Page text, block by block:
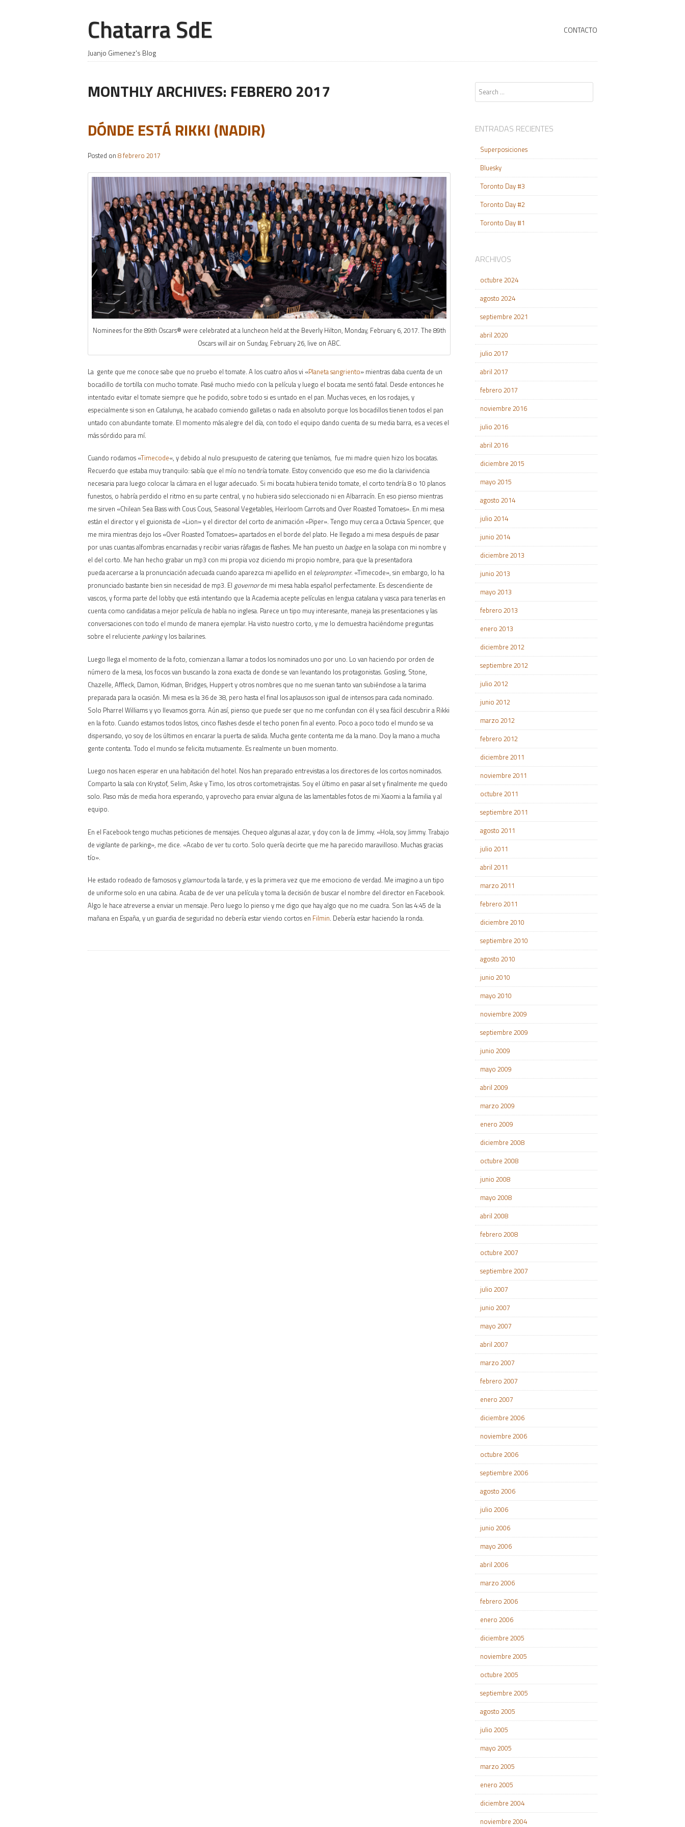
Chatarra SdE
Juanjo Gimenez's Blog
+
SKIP TO CONTENT
CONTACTO
MONTHLY ARCHIVES: FEBRERO 2017
DÓNDE ESTÁ RIKKI (NADIR)
Posted on 8 febrero 2017
Nominees for the 89th Oscars® were celebrated at a luncheon held at the Beverly Hilton, Monday, February 6, 2017. The 89th
Oscars will air on Sunday, February 26, live on ABC.
La gente que me conoce sabe que no pruebo el tomate. A los cuatro años vi «Planeta sangriento» mientras daba cuenta de un
bocadillo de tortilla con mucho tomate. Pasé mucho miedo con la película y luego el bocata me sentó fatal. Desde entonces he
intentado evitar el tomate siempre que he podido, sobre todo si es untado en el pan. Muchas veces, en los rodajes, y
especialmente si son en Catalunya, he acabado comiendo galletas o nada en absoluto porque los bocadillos tienen todos el pan
untado con abundante tomate. El momento más alegre del día, con todo el equipo dando cuenta de su media barra, es a veces el
más sórdido para mí.
Cuando rodamos «Timecode«, y debido al nulo presupuesto de catering que teníamos, fue mi madre quien hizo los bocatas.
Recuerdo que estaba muy tranquilo: sabía que el mío no tendría tomate. Estoy convencido que eso me dio la clarividencia
necesaria para luego colocar la cámara en el lugar adecuado. Si mi bocata hubiera tenido tomate, el corto tendría 8 o 10 planos
funestos, o habría perdido el ritmo en su parte central, y no hubiera sido seleccionado ni en Albarracín. En eso pienso mientras
me sirven «Chilean Sea Bass with Cous Cous, Seasonal Vegetables, Heirloom Carrots and Over Roasted Tomatoes». En mi mesa
están el director y el guionista de «Lion» y el director del corto de animación «Piper». Tengo muy cerca a Octavia Spencer, que
me mira mientras dejo los «Over Roasted Tomatoes» apartados en el borde del plato. He llegado a mi mesa después de pasar
por unas cuantas alfombras encarnadas y recibir varias ráfagas de flashes. Me han puesto un badge en la solapa con mi nombre y
el del corto. Me han hecho grabar un mp3 con mi propia voz diciendo mi propio nombre, para que la presentadora
pueda acercarse a la pronunciación adecuada cuando aparezca mi apellido en el teleprompter. «Timecode», sin embargo, lo ha
pronunciado bastante bien sin necesidad de mp3. El governorde mi mesa habla español perfectamente. Es descendiente de
vascos, y forma parte del lobby que está intentando que la Academia acepte películas en lengua catalana y vasca para tenerlas en
cuenta como candidatas a mejor película de habla no inglesa. Parece un tipo muy interesante, maneja las presentaciones y las
conversaciones con todo el mundo de manera ejemplar. Ha visto nuestro corto, y me lo demuestra haciéndome preguntas
sobre el reluciente parkingy los bailarines.
Luego llega el momento de la foto, comienzan a llamar a todos los nominados uno por uno. Lo van haciendo por orden de
número de la mesa, los focos van buscando la zona exacta de donde se van levantando los protagonistas. Gosling, Stone,
Chazelle, Affleck, Damon, Kidman, Bridges, Huppert y otros nombres que no me suenan tanto van subiéndose a la tarima
preparada para la ocasión. Mi mesa es la 36 de 38, pero hasta el final los aplausos son igual de intensos para cada nominado.
Solo Pharrel Williams y yo llevamos gorra. Aún así, pienso que puede ser que no me confundan con él y sea fácil descubrir a Rikki
en la foto. Cuando estamos todos listos, cinco flashes desde el techo ponen fin al evento. Poco a poco todo el mundo se va
dispersando, yo soy de los últimos en encarar la puerta de salida. Mucha gente contenta me da la mano. Doy la mano a mucha
gente contenta. Todo el mundo se felicita mutuamente. Es realmente un buen momento.
Luego nos hacen esperar en una habitación del hotel. Nos han preparado entrevistas a los directores de los cortos nominados.
Comparto la sala con Krystof, Selim, Aske y Timo, los otros cortometrajistas. Soy el último en pasar al set y finalmente me quedo
solo. Paso más de media hora esperando, y aprovecho para enviar alguna de las lamentables fotos de mi Xiaomi a la familia y al
equipo.
En el Facebook tengo muchas peticiones de mensajes. Chequeo algunas al azar, y doy con la de Jimmy. «Hola, soy Jimmy. Trabajo
de vigilante de parking», me dice. «Acabo de ver tu corto. Solo quería decirte que me ha parecido maravilloso. Muchas gracias
tío».
He estado rodeado de famosos yglamourtoda la tarde, y es la primera vez que me emociono de verdad. Me imagino a un tipo
de uniforme solo en una cabina. Acaba de de ver una película y toma la decisión de buscar el nombre del director en Facebook.
Algo le hace atreverse a enviar un mensaje. Pero luego lo pienso y me digo que hay algo que no me cuadra. Son las 4:45 de la
mañana en España, y un guardia de seguridad no debería estar viendo cortos en Filmin. Debería estar haciendo la ronda.
Search
ENTRADAS RECIENTES
Superposiciones
Bluesky
Toronto Day #3
Toronto Day #2
Toronto Day #1
ARCHIVOS
octubre 2024
agosto 2024
septiembre 2021
abril 2020
julio 2017
abril 2017
febrero 2017
noviembre 2016
julio 2016
abril 2016
diciembre 2015
mayo 2015
agosto 2014
julio 2014
junio 2014
diciembre 2013
junio 2013
mayo 2013
febrero 2013
enero 2013
diciembre 2012
septiembre 2012
julio 2012
junio 2012
marzo 2012
febrero 2012
diciembre 2011
noviembre 2011
octubre 2011
septiembre 2011
agosto 2011
julio 2011
abril 2011
marzo 2011
febrero 2011
diciembre 2010
septiembre 2010
agosto 2010
junio 2010
mayo 2010
noviembre 2009
septiembre 2009
junio 2009
mayo 2009
abril 2009
marzo 2009
enero 2009
diciembre 2008
octubre 2008
junio 2008
mayo 2008
abril 2008
febrero 2008
octubre 2007
septiembre 2007
julio 2007
junio 2007
mayo 2007
abril 2007
marzo 2007
febrero 2007
enero 2007
diciembre 2006
noviembre 2006
octubre 2006
septiembre 2006
agosto 2006
julio 2006
junio 2006
mayo 2006
abril 2006
marzo 2006
febrero 2006
enero 2006
diciembre 2005
noviembre 2005
octubre 2005
septiembre 2005
agosto 2005
julio 2005
mayo 2005
marzo 2005
enero 2005
diciembre 2004
noviembre 2004